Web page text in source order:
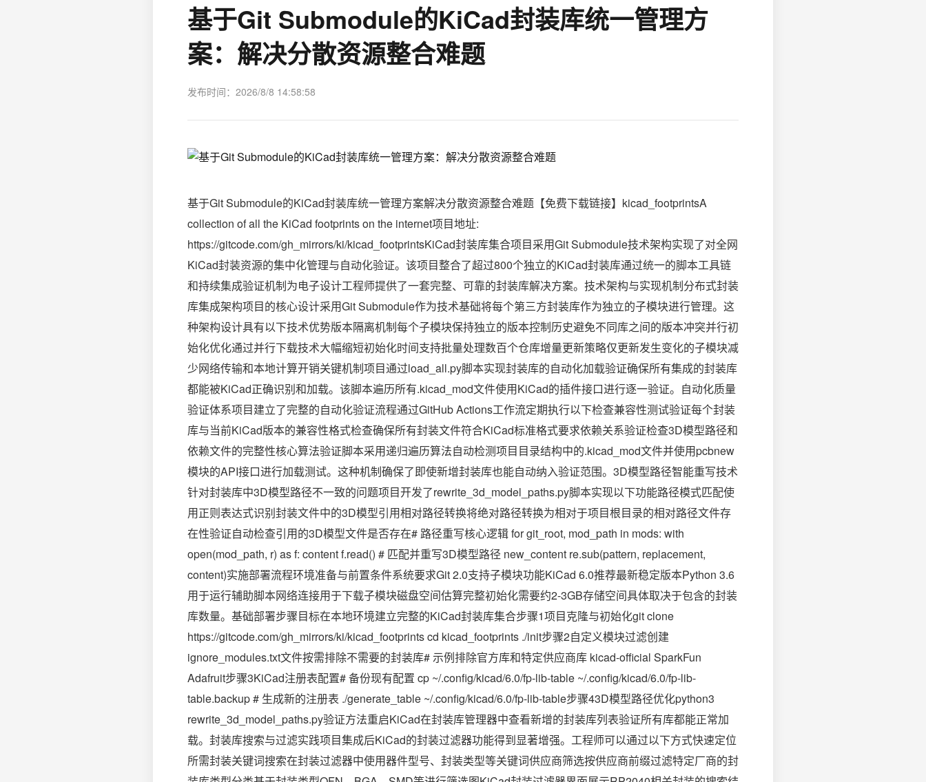
基于Git Submodule的KiCad封装库统一管理方
案：解决分散资源整合难题
发布时间：2026/8/8 14:58:58
基于Git Submodule的KiCad封装库统一管理方案解决分散资源整合难题【免费下载链接】kicad_footprintsA
collection of all the KiCad footprints on the internet项目地址:
https://gitcode.com/gh_mirrors/ki/kicad_footprintsKiCad封装库集合项目采用Git Submodule技术架构实现了对全网
KiCad封装资源的集中化管理与自动化验证。该项目整合了超过800个独立的KiCad封装库通过统一的脚本工具链
和持续集成验证机制为电子设计工程师提供了一套完整、可靠的封装库解决方案。技术架构与实现机制分布式封装
库集成架构项目的核心设计采用Git Submodule作为技术基础将每个第三方封装库作为独立的子模块进行管理。这
种架构设计具有以下技术优势版本隔离机制每个子模块保持独立的版本控制历史避免不同库之间的版本冲突并行初
始化优化通过并行下载技术大幅缩短初始化时间支持批量处理数百个仓库增量更新策略仅更新发生变化的子模块减
少网络传输和本地计算开销关键机制项目通过load_all.py脚本实现封装库的自动化加载验证确保所有集成的封装库
都能被KiCad正确识别和加载。该脚本遍历所有.kicad_mod文件使用KiCad的插件接口进行逐一验证。自动化质量
验证体系项目建立了完整的自动化验证流程通过GitHub Actions工作流定期执行以下检查兼容性测试验证每个封装
库与当前KiCad版本的兼容性格式检查确保所有封装文件符合KiCad标准格式要求依赖关系验证检查3D模型路径和
依赖文件的完整性核心算法验证脚本采用递归遍历算法自动检测项目目录结构中的.kicad_mod文件并使用pcbnew
模块的API接口进行加载测试。这种机制确保了即使新增封装库也能自动纳入验证范围。3D模型路径智能重写技术
针对封装库中3D模型路径不一致的问题项目开发了rewrite_3d_model_paths.py脚本实现以下功能路径模式匹配使
用正则表达式识别封装文件中的3D模型引用相对路径转换将绝对路径转换为相对于项目根目录的相对路径文件存
在性验证自动检查引用的3D模型文件是否存在# 路径重写核心逻辑 for git_root, mod_path in mods: with
open(mod_path, r) as f: content f.read() # 匹配并重写3D模型路径 new_content re.sub(pattern, replacement,
content)实施部署流程环境准备与前置条件系统要求Git 2.0支持子模块功能KiCad 6.0推荐最新稳定版本Python 3.6
用于运行辅助脚本网络连接用于下载子模块磁盘空间估算完整初始化需要约2-3GB存储空间具体取决于包含的封装
库数量。基础部署步骤目标在本地环境建立完整的KiCad封装库集合步骤1项目克隆与初始化git clone
https://gitcode.com/gh_mirrors/ki/kicad_footprints cd kicad_footprints ./init步骤2自定义模块过滤创建
ignore_modules.txt文件按需排除不需要的封装库# 示例排除官方库和特定供应商库 kicad-official SparkFun
Adafruit步骤3KiCad注册表配置# 备份现有配置 cp ~/.config/kicad/6.0/fp-lib-table ~/.config/kicad/6.0/fp-lib-
table.backup # 生成新的注册表 ./generate_table ~/.config/kicad/6.0/fp-lib-table步骤43D模型路径优化python3
rewrite_3d_model_paths.py验证方法重启KiCad在封装库管理器中查看新增的封装库列表验证所有库都能正常加
载。封装库搜索与过滤实践项目集成后KiCad的封装过滤器功能得到显著增强。工程师可以通过以下方式快速定位
所需封装关键词搜索在封装过滤器中使用器件型号、封装类型等关键词供应商筛选按供应商前缀过滤特定厂商的封